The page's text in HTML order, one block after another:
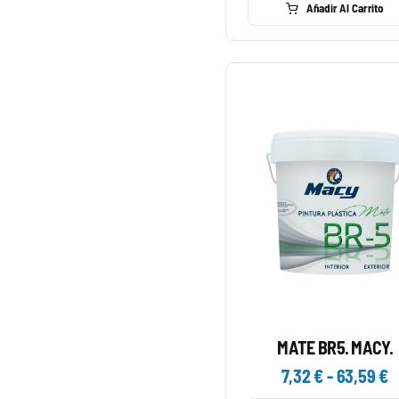
HERMANOS
Añadir Al Carrito
MATE BR5. MACY.
7,32€-63,59€